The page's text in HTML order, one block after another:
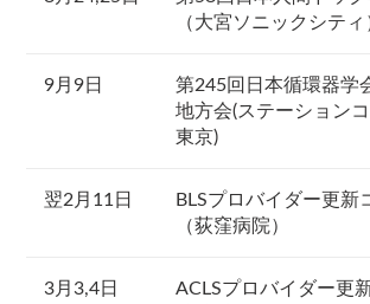
（大宮ソニックシティ
9月9日
第245回日本循環器学
地方会(ステーション
東京)
翌2月11日
BLSプロバイダー更新
（荻窪病院）
3月3,4日
ACLSプロバイダー更